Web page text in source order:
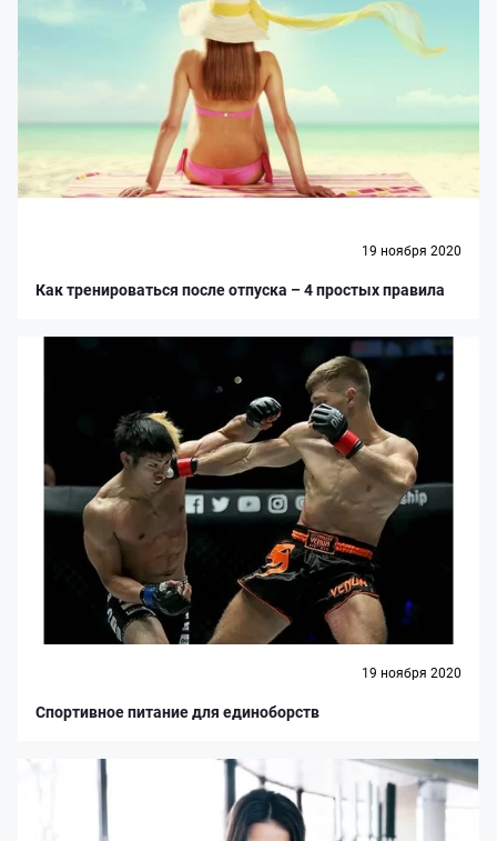
19 ноября 2020
Как тренироваться после отпуска – 4 простых правила
19 ноября 2020
Спортивное питание для единоборств